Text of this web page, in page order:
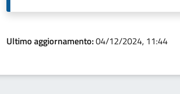
Ultimo aggiornamento:04/12/2024, 11:44